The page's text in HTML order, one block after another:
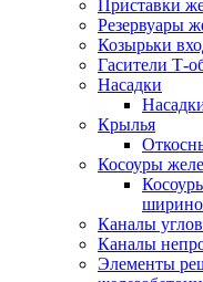
Приставки
Резервуары
Козырьки
Гасители Т-
Насадки
Крылья
Косоуры
Каналы
Каналы
Элементы